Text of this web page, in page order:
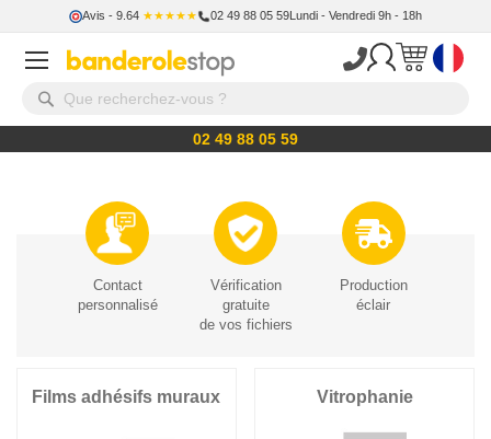
Avis - 9.64 ★★★★★ 02 49 88 05 59Lundi - Vendredi 9h - 18h
02 49 88 05 59
Contact
personnalisé
Vérification
gratuite
de vos fichiers
Production
éclair
Films adhésifs muraux Vitrophanie